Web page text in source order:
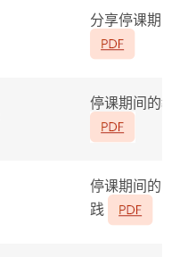
分享停课期
停课期间的
停课期间的
践